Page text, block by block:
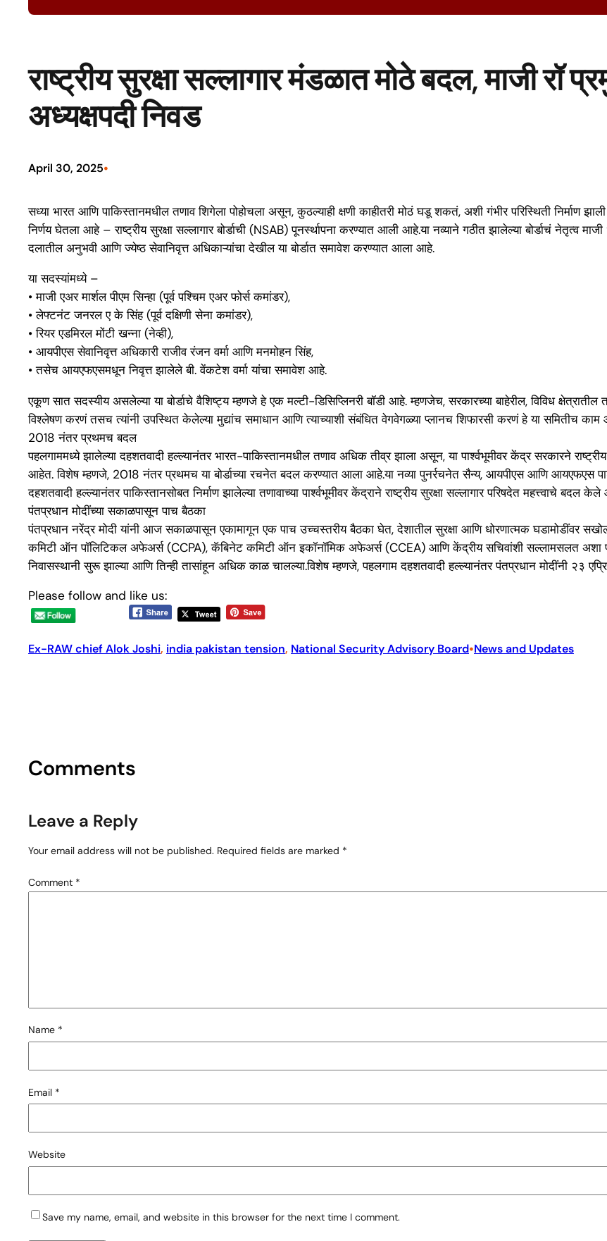
राष्ट्रीय सुरक्षा सल्लागार मंडळात मोठे बदल, माजी रॉ
अध्यक्षपदी निवड
April 30, 2025•
सध्या भारत आणि पाकिस्तानमधील तणाव शिगेला पोहोचला असून, कुठल्याही क्षणी काहीतरी मोठं घडू शकतं, अशी गंभीर परिस्थिती निर्माण
निर्णय घेतला आहे – राष्ट्रीय सुरक्षा सल्लागार बोर्डाची (NSAB) पूनर्स्थापना करण्यात आली आहे.या नव्याने गठीत झालेल्या बोर्डाचं नेतृत्व
दलातील अनुभवी आणि ज्येष्ठ सेवानिवृत्त अधिकाऱ्यांचा देखील या बोर्डात समावेश करण्यात आला आहे.
या सदस्यांमध्ये –
• माजी एअर मार्शल पीएम सिन्हा (पूर्व पश्चिम एअर फोर्स कमांडर),
• लेफ्टनंट जनरल ए के सिंह (पूर्व दक्षिणी सेना कमांडर),
• रियर एडमिरल मोंटी खन्ना (नेव्ही),
• आयपीएस सेवानिवृत्त अधिकारी राजीव रंजन वर्मा आणि मनमोहन सिंह,
• तसेच आयएफएसमधून निवृत्त झालेले बी. वेंकटेश वर्मा यांचा समावेश आहे.
एकूण सात सदस्यीय असलेल्या या बोर्डाचे वैशिष्ट्य म्हणजे हे एक मल्टी-डिसिप्लिनरी बॉडी आहे. म्हणजेच, सरकारच्या बाहेरील, विविध क्षेत्रातील
विश्लेषण करणं तसच त्यांनी उपस्थित केलेल्या मुद्यांच समाधान आणि त्याच्याशी संबंधित वेगवेगळ्या प्लानच शिफारसी करणं हे या समितीच
2018 नंतर प्रथमच बदल
पहलगाममध्ये झालेल्या दहशतवादी हल्ल्यानंतर भारत-पाकिस्तानमधील तणाव अधिक तीव्र झाला असून, या पार्श्वभूमीवर केंद्र सरकारने
आहेत. विशेष म्हणजे, 2018 नंतर प्रथमच या बोर्डाच्या रचनेत बदल करण्यात आला आहे.या नव्या पुनर्रचनेत सैन्य, आयपीएस आणि आयएफएस
दहशतवादी हल्ल्यानंतर पाकिस्तानसोबत निर्माण झालेल्या तणावाच्या पार्श्वभूमीवर केंद्राने राष्ट्रीय सुरक्षा सल्लागार परिषदेत महत्त्वाचे बदल
पंतप्रधान मोदींच्या सकाळपासून पाच बैठका
पंतप्रधान नरेंद्र मोदी यांनी आज सकाळपासून एकामागून एक पाच उच्चस्तरीय बैठका घेत, देशातील सुरक्षा आणि धोरणात्मक घडामोडींवर
कमिटी ऑन पॉलिटिकल अफेअर्स (CCPA), कॅबिनेट कमिटी ऑन इकॉनॉमिक अफेअर्स (CCEA) आणि केंद्रीय सचिवांशी सल्लामसलत अशा
निवासस्थानी सुरू झाल्या आणि तिन्ही तासांहून अधिक काळ चालल्या.विशेष म्हणजे, पहलगाम दहशतवादी हल्ल्यानंतर पंतप्रधान मोदींनी २३
Please follow and like us:
Ex-RAW chief Alok Joshi, india pakistan tension, National Security Advisory Board•News and Updates
Comments
Leave a Reply
Your email address will not be published. Required fields are marked *
Comment *
Name *
Email *
Website
Save my name, email, and website in this browser for the next time I comment.